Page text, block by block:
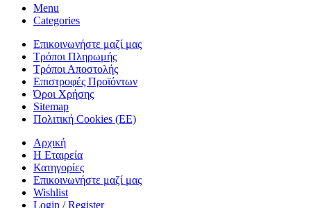
Menu
Categories
Επικοινωνήστε μαζί μας
Τρόποι Πληρωμής
Τρόποι Αποστολής
Επιστροφές Προϊόντων
Όροι Χρήσης
Sitemap
Πολιτική Cookies (ΕΕ)
Αρχική
Η Εταιρεία
Κατηγορίες
Επικοινωνήστε μαζί μας
Wishlist
Login / Register